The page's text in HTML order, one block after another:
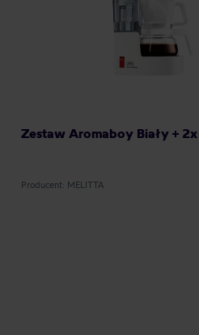
Producent: MELITTA